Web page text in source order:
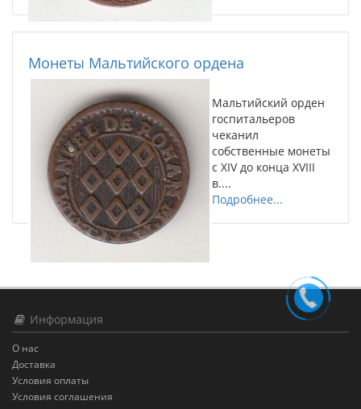
Монеты Мальтийского ордена
Мальтийский орден
госпитальеров
чеканил
собственные монеты
с XIV до конца XVIII
в....
Подробнее...
Информация
О нас
Доставка
Условия оплаты
Условия соглашения